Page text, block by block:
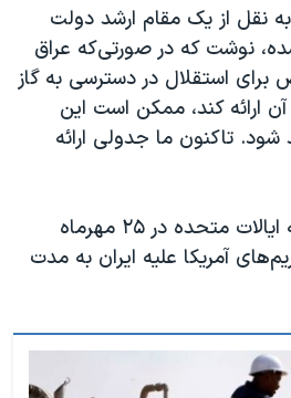
نقل از یک مقام ارشد دولت
نوشت که در صورتی‌که عراق
استقلال در دسترسی به گاز
ارائه کند، ممکن است این
شود. تاکنون ما جدولی ارائه
پیش از این وزارت خارجه ایالات متحده در ۲۵ مهرماه
آمریکا علیه ایران به مدت